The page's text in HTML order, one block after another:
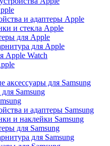
и адаптеры Apple
и стекла Apple
для Apple
для Apple
Apple Watch
аксессуары для Samsung
Samsung
и адаптеры Samsung
и наклейки Samsung
для Samsung
для Samsung